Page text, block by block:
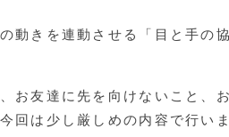
動きを連動させる「目と手の
お友達に先を向けないこと、
回は少し厳しめの内容で行いま